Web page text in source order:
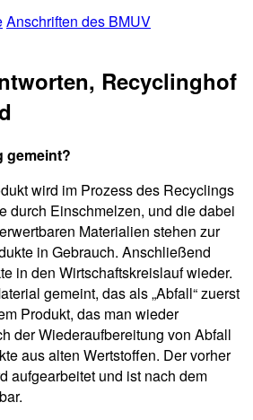
Anschriften des BMUV
Recyclinghof
gemeint?
wird im Prozess des Recyclings
durch Einschmelzen, und die dabei
Materialien stehen zur
in Gebrauch. Anschließend
in den Wirtschaftskreislauf wieder.
gemeint, das als „Abfall“ zuerst
Produkt, das man wieder
der Wiederaufbereitung von Abfall
aus alten Wertstoffen. Der vorher
aufgearbeitet und ist nach dem